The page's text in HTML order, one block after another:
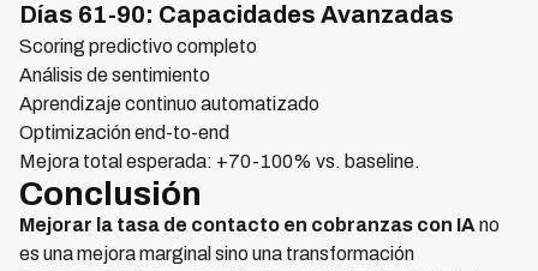
Días 61-90: Capacidades Avanzadas
Scoring predictivo completo
Análisis de sentimiento
Aprendizaje continuo automatizado
Optimización end-to-end
Mejora total esperada: +70-100% vs. baseline.
Conclusión
Mejorar la tasa de contacto en cobranzas con IAno
es una mejora marginal sino una transformación